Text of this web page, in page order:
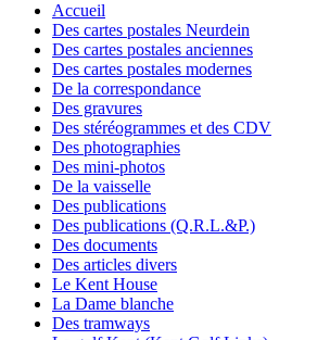
Accueil
Des cartes postales Neurdein
Des cartes postales anciennes
Des cartes postales modernes
De la correspondance
Des gravures
Des stéréogrammes et des CDV
Des photographies
Des mini-photos
De la vaisselle
Des publications
Des publications (Q.R.L.&P.)
Des documents
Des articles divers
Le Kent House
La Dame blanche
Des tramways